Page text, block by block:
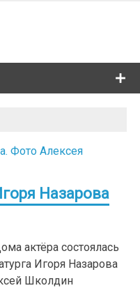
Назарова
актёра состоялась
Игоря Назарова
Школдин